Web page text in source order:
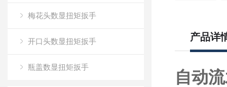
梅花头数显扭矩扳手
开口头数显扭矩扳手
瓶盖数显扭矩扳手
产品详
自动